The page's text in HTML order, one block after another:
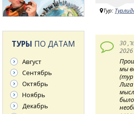
Тур:
פרנקל לובה ואיגור, 30 апреля
2026
мы
ТУРЫ ПО ДАТАМ
Август
Сентябрь
Октябрь
Ноябрь
Декабрь